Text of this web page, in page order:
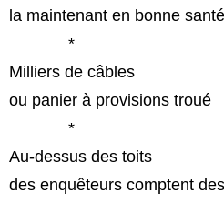
la maintenant en bonne santé
*
Milliers de câbles
ou panier à provisions troué
*
Au-dessus des toits
des enquêteurs comptent